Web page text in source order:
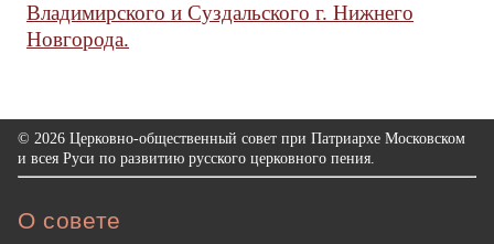
Владимирского и Суздальского г. Нижнего
Новгорода.
© 2026 Церковно-общественный совет при Патриархе Московском
и всея Руси по развитию русского церковного пения.
О совете